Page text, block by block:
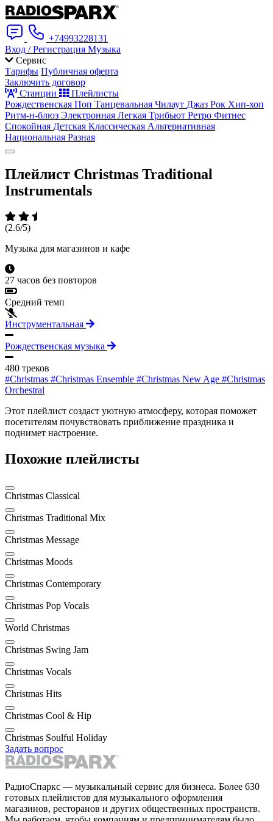
+74993228131
Вход / Регистрация Музыка
Сервис
Тарифы Публичная оферта
Заключить договор
Станции
Плейлисты
Рождественская Поп Танцевальная Чилаут Джаз Рок Хип-хоп
Ритм-н-блюз Электронная Легкая Трибьют Ретро Фитнес
Спокойная Детская Классическая Альтернативная
Национальная Разная
Плейлист Christmas Traditional
Instrumentals
(2.6/5)
Музыка для магазинов и кафе
27 часов без повторов
Средний темп
Инструментальная
Рождественская музыка
480 треков
#Christmas #Christmas Ensemble #Christmas New Age #Christmas
Orchestral
Этот плейлист создаст уютную атмосферу, которая поможет
посетителям почувствовать приближение праздника и
поднимет настроение.
Похожие плейлисты
Christmas Classical
Christmas Traditional Mix
Christmas Message
Christmas Moods
Christmas Contemporary
Christmas Pop Vocals
World Christmas
Christmas Swing Jam
Christmas Vocals
Christmas Hits
Christmas Cool & Hip
Christmas Soulful Holiday
Задать вопрос
РадиоСпаркс — музыкальный сервис для бизнеса. Более 630
готовых плейлистов для музыкального оформления
магазинов, ресторанов и других общественных пространств.